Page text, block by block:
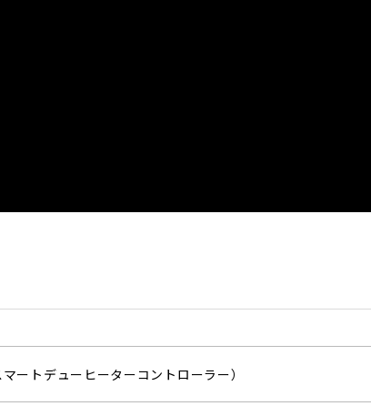
トデューヒーターコントローラー）